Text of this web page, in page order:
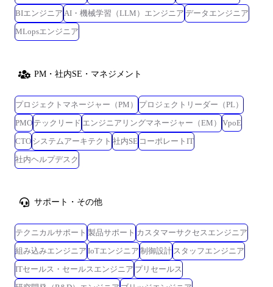
BIエンジニア AI・機械学習（LLM）エンジニア データエンジニア
MLopsエンジニア
PM・社内SE・マネジメント
プロジェクトマネージャー（PM）
プロジェクトリーダー（PL）
PMO テックリード エンジニアリングマネージャー（EM）
VpoE
CTO システムアーキテクト 社内SE コーポレートIT
社内ヘルプデスク
サポート・その他
テクニカルサポート 製品サポート カスタマーサクセスエンジニア
組み込みエンジニア IoTエンジニア 制御設計 スタッフエンジニア
ITセールス・セールスエンジニア プリセールス